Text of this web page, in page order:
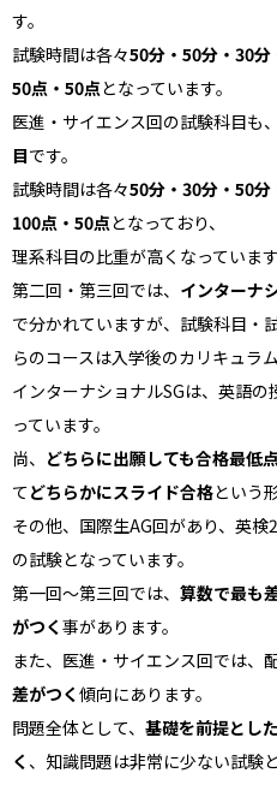
す。
試験時間は各々50分・50分・30分
50点・50点となっています。
医進・サイエンス回の試験科目も、
目です。
試験時間は各々50分・30分・50分
100点・50点となっており、
理系科目の比重が高くなっています
第二回・第三回では、 インターナ
で分かれていますが、試験科目・
らのコースは入学後のカリキュラ
インターナショナルSGは、英語
っています。
尚、 どちらに出願しても合格最低
て どちらかにスライド合格という
その他、国際生AG回があり、英
の試験となっています。
第一回～第三回では、 算数で最も
がつく事があります。
また、医進・サイエンス回では、
差がつく傾向にあります。
問題全体として、 基礎を前提とし
く 、知識問題は非常に少ない試験